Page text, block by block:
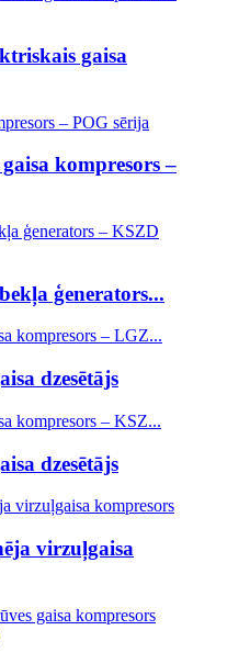
gaisa
kompresors –
ģenerators...
dzesētājs
dzesētājs
virzuļgaisa